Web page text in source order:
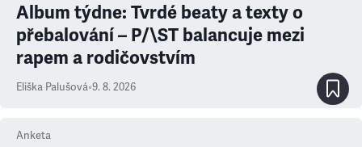
Album týdne: Tvrdé beaty a texty o
přebalování – P/\ST balancuje mezi
rapem a rodičovstvím
Eliška Palušová•9. 8. 2026
Anketa